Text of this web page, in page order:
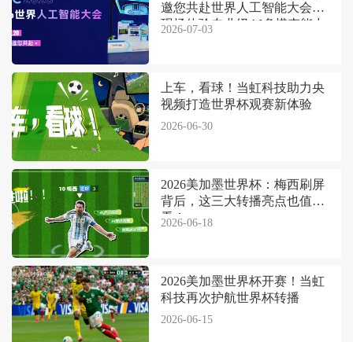
邀您共赴世界人工智能大会，
现场体验专业级AI多模态能力
2026-07-03
上车，看球！当虹科技助力央
视频打造世界杯观赛新体验
2026-06-30
2026美加墨世界杯：梅西刷屏
背后，这三大转播亮点也值得
看！
2026-06-18
2026美加墨世界杯开赛！当虹
科技再次护航世界杯转播
2026-06-15